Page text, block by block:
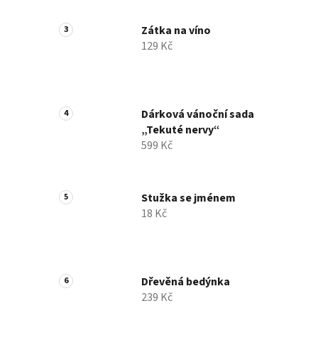
Zátka na víno
129 Kč
Dárková vánoční sada
„Tekuté nervy“
599 Kč
Stužka se jménem
18 Kč
Dřevěná bedýnka
239 Kč